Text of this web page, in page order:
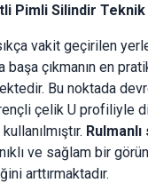
Pimli Silindir
vakit geçirilen
başa çıkmanın en
Bu noktada
çelik U
ve sağlam bir
arttırmaktadır.